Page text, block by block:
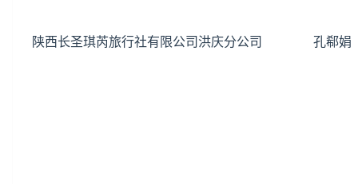
陕西长圣琪芮旅行社有限公司洪庆分公司 孔郗娟